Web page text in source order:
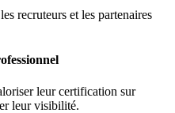
recruteurs et les partenaires
leur certification sur
leur visibilité.